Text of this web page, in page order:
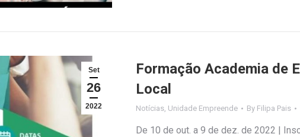
Set
26
2022
Formação Academia de
Local
Notícias, Unidade Empreende By Filipa Pais
De 10 de out. a 9 de dez. de 2022 |